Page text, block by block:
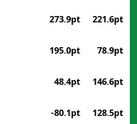
273.9pt 221.6pt
195.0pt 78.9pt
48.4pt 146.6pt
-80.1pt 128.5pt